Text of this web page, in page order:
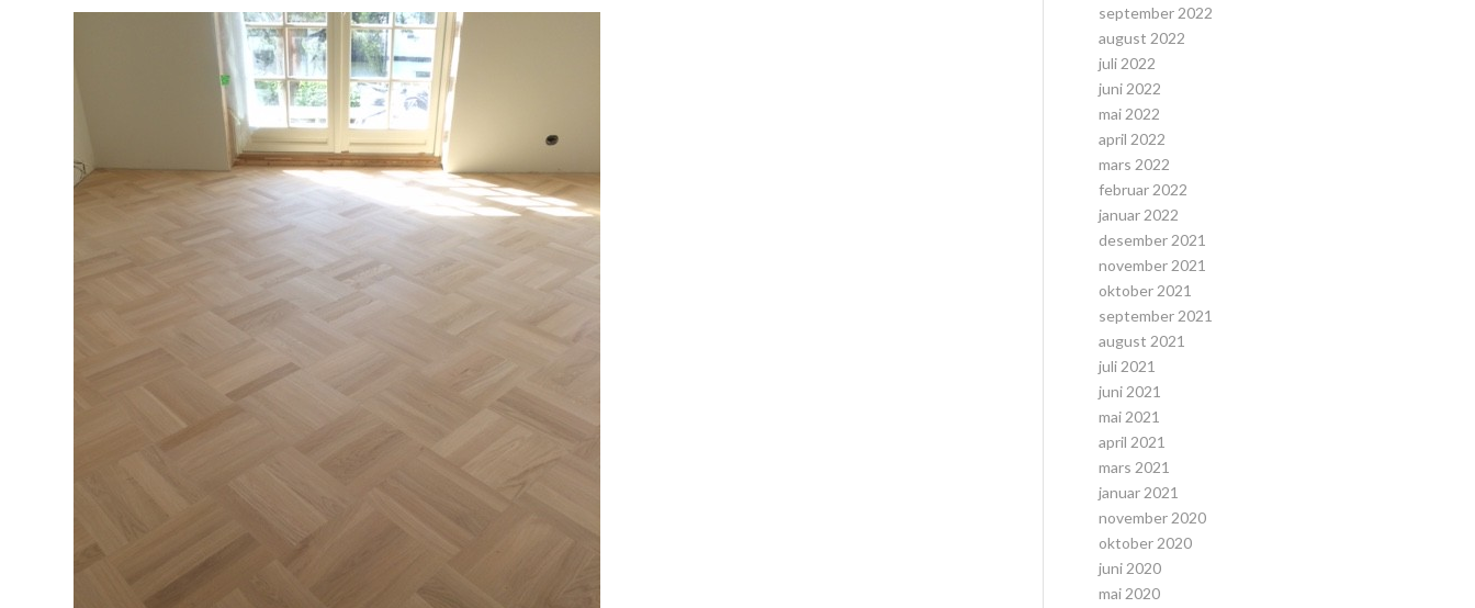
september 2022
august 2022
juli 2022
juni 2022
mai 2022
april 2022
mars 2022
februar 2022
januar 2022
desember 2021
november 2021
oktober 2021
september 2021
august 2021
juli 2021
juni 2021
mai 2021
april 2021
mars 2021
januar 2021
november 2020
oktober 2020
juni 2020
mai 2020